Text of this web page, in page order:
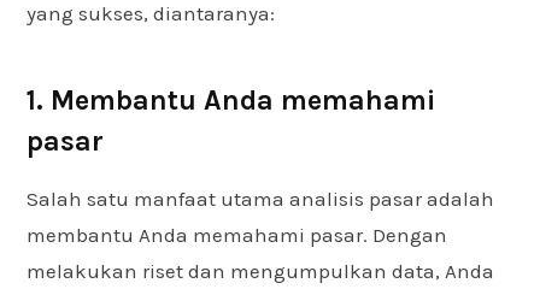
yang sukses, diantaranya:
1. Membantu Anda memahami
pasar
Salah satu manfaat utama analisis pasar adalah
membantu Anda memahami pasar. Dengan
melakukan riset dan mengumpulkan data, Anda